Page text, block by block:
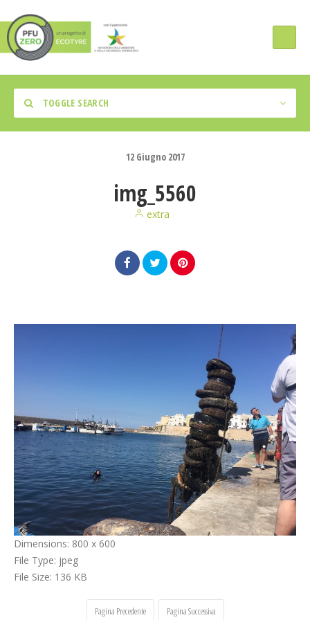
TOGGLE SEARCH
Tipologia Intervento
12 Giugno 2017
img_5560
extra
Dimensions: 800 x 600
File Type: jpeg
File Size: 136 KB
Pagina Precedente Pagina Successiva